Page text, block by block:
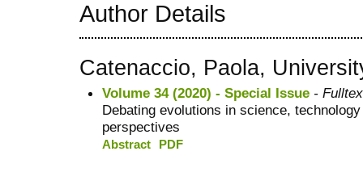
Author Details
Catenaccio, Paola,
Volume 34 (2020) - Special Issue -
Debating evolutions in science,
perspectives
Abstract PDF